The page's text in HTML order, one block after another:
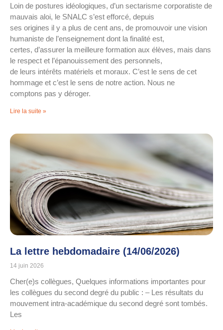
Loin de postures idéologiques, d’un sectarisme corporatiste de
mauvais aloi, le SNALC s’est efforcé, depuis
ses origines il y a plus de cent ans, de promouvoir une vision
humaniste de l’enseignement dont la finalité est,
certes, d’assurer la meilleure formation aux élèves, mais dans
le respect et l’épanouissement des personnels,
de leurs intérêts matériels et moraux. C’est le sens de cet
hommage et c’est le sens de notre action. Nous ne
comptons pas y déroger.
Lire la suite »
La lettre hebdomadaire (14/06/2026)
14 juin 2026
Cher(e)s collègues, Quelques informations importantes pour
les collègues du second degré du public : – Les résultats du
mouvement intra-académique du second degré sont tombés.
Les